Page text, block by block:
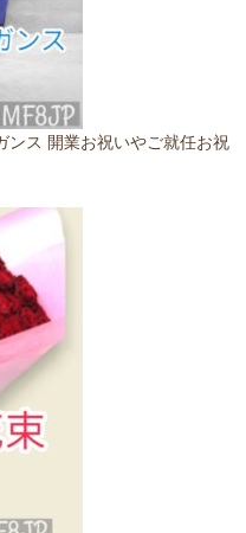
ンス 開業お祝いやご就任お祝